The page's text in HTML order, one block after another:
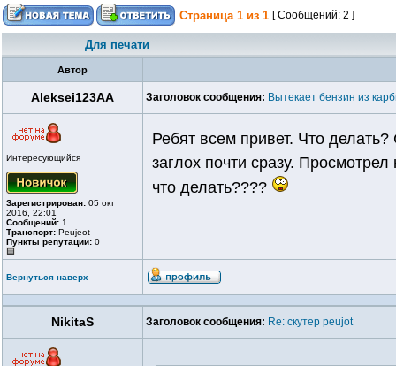
Страница 1 из 1 [ Сообщений: 2 ]
Для печати
Автор
Aleksei123AA Заголовок сообщения: Вытекает бензин из
Интересующийся
Зарегистрирован: 05 окт
2016, 22:01
Сообщений: 1
Транспорт: Peujeot
Пункты репутации: 0
Ребят всем привет. Что
заглох почти сразу.
что делать????
Вернуться наверх
NikitaS Заголовок сообщения: Re: скутер peujot